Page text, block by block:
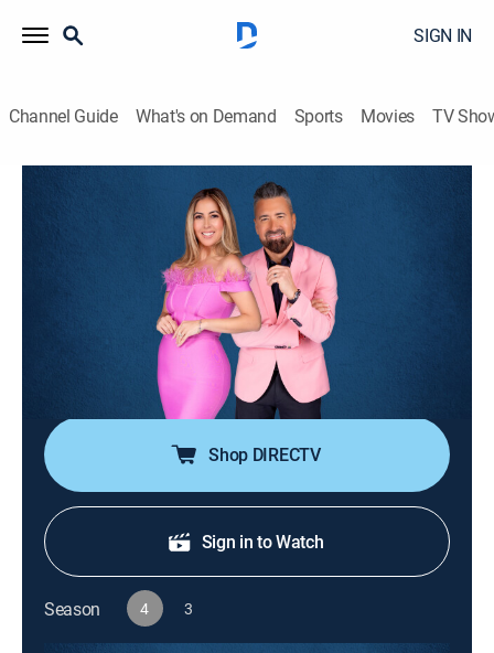
SIGN IN
Channel Guide What's on Demand Sports Movies TV
¡Siéntese quien pueda!
S4 E87 | ¡Siéntese quien pueda!
Entertainment, Variety, Competition reality
Violenta pelea entre bailarinas termina con clausura
inmediata de concierto de Los Rieleros del Norte.
Vadhir Derbez es denunciado por presunta violación
en México. Aldo Trujillo le propone a Luis R. Conriquez
enfrentarse en el ring de boxeo.
Shop DIRECTV
Sign in to Watch
Season 4 3